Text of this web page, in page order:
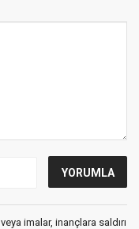
imalar, inançlara saldırı